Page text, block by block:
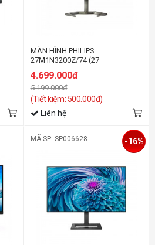
MÀN HÌNH PHILIPS
27M1N3200Z/74 (27
4.699.000đ
5.199.000đ
(Tiết kiệm: 500.000đ)
Liên hệ
MÃ SP: SP006628 -16%